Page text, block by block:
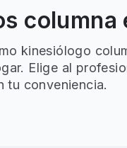
columna
kinesiólogo
Elige al
tu conveniencia.